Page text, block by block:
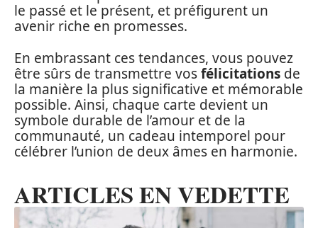
le passé et le présent, et préfigurent un
avenir riche en promesses.
En embrassant ces tendances, vous pouvez
être sûrs de transmettre vosfélicitations de
la manière la plus significative et mémorable
possible. Ainsi, chaque carte devient un
symbole durable de l’amour et de la
communauté, un cadeau intemporel pour
célébrer l’union de deux âmes en harmonie.
ARTICLES EN VEDETTE